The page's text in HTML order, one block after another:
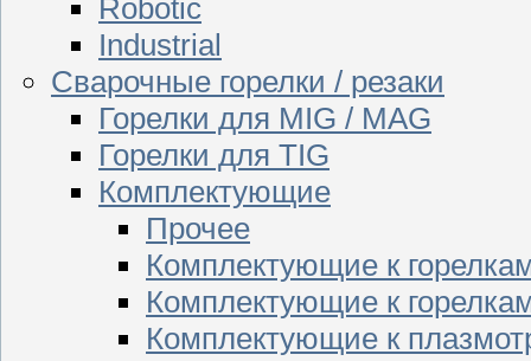
Robotic
Industrial
Сварочные горелки / резаки
Горелки для MIG / MAG
Горелки для TIG
Комплектующие
Прочее
Комплектующие к
Комплектующие к
Комплектующие к